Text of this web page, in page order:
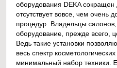
оборудования DEKA
отсутствует вовсе, чем очень
процедур. Владельцы
оборудование, прежде всего,
Ведь такие установки
весь спектр
минимальный набор техники.